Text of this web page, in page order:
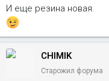
И еще резина новая.
CHIMIK
Старожил форума